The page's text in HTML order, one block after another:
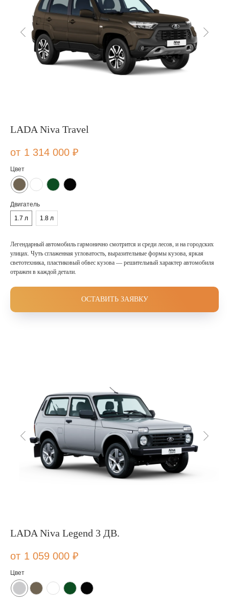
LADA Niva Travel
1 314 000 ₽
Цвет
Двигатель
1.7 л
1.8 л
Легендарный автомобиль гармонично смотрится и среди лесов, и на городских
улицах. Чуть сглаженная угловатость, выразительные формы кузова, яркая
светотехника, пластиковый обвес кузова — решительный характер автомобиля
отражен в каждой детали.
ОСТАВИТЬ ЗАЯВКУ
LADA Niva Legend 3 ДВ.
1 059 000 ₽
Цвет